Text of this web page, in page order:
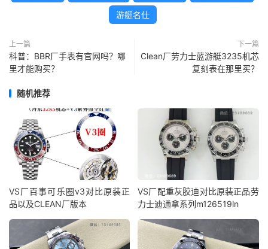
游艇名仕
上一篇
科普：BBR厂手表有官网吗？哪
里才能购买？
下一篇
Clean厂劳力士蓝游艇3235机芯
复刻表在那里买？
随机推荐
VS厂百事可乐圈v3对比原装正
品以及CLEAN厂版本
VS厂配重灰胶迪对比原装正品劳
力士迪通拿系列m126519ln